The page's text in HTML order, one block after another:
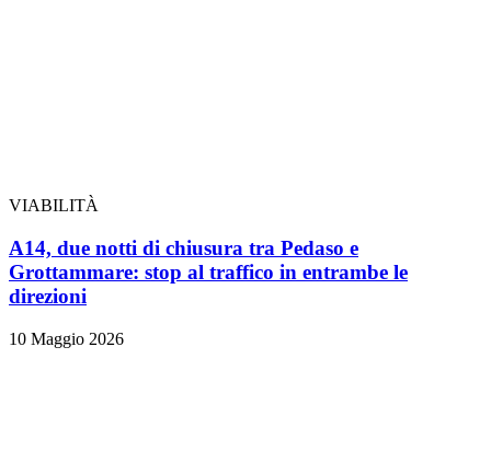
VIABILITÀ
A14, due notti di chiusura tra Pedaso e
Grottammare: stop al traffico in entrambe le
direzioni
10 Maggio 2026